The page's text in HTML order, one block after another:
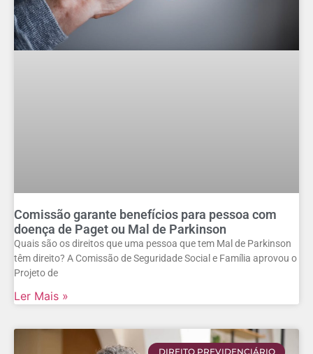
Comissão garante benefícios para pessoa com
doença de Paget ou Mal de Parkinson
Quais são os direitos que uma pessoa que tem Mal de Parkinson
têm direito? A Comissão de Seguridade Social e Família aprovou o
Projeto de
Ler Mais »
DIREITO PREVIDENCIÁRIO